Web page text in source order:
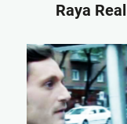
Raya Real